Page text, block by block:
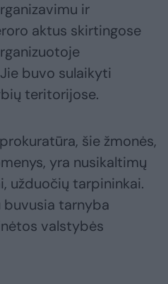
ir
aktus skirtingose
buvo sulaikyti
teritorijose.
šie žmonės,
yra nusikaltimų
užduočių tarpininkai.
buvusia tarnyba
valstybės